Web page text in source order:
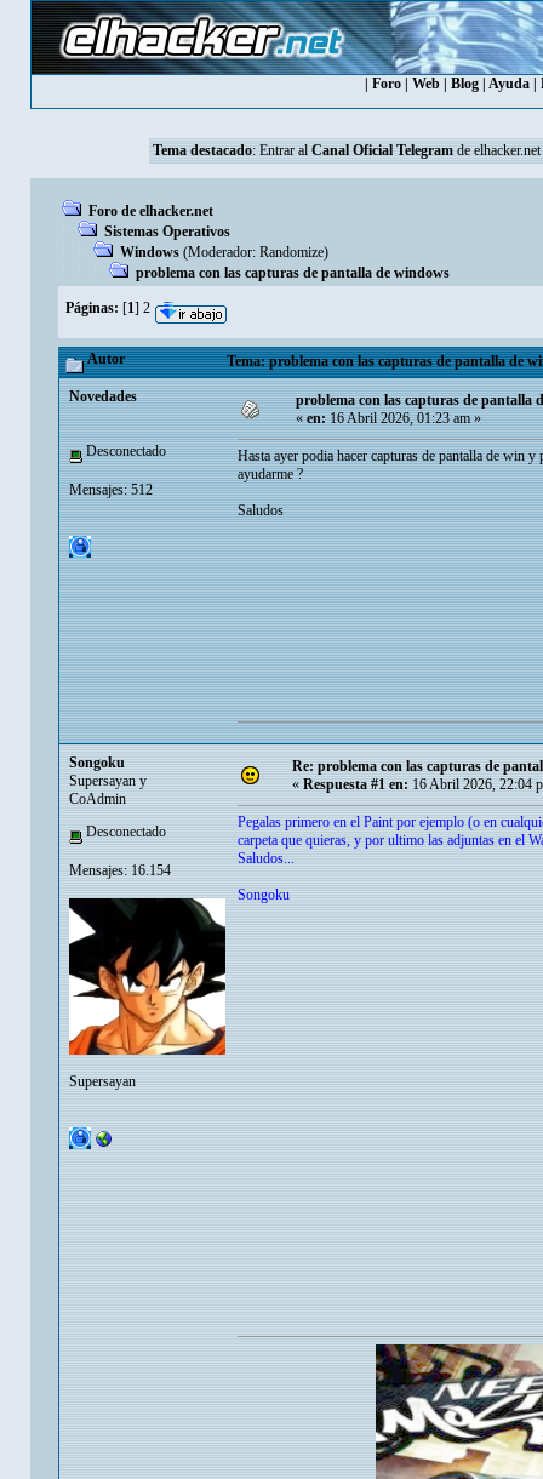
Foro Web Blog Ayuda
Tema destacado: Entrar al Canal Oficial Telegramde elhacker.net
Foro de elhacker.net
Sistemas Operativos
Windows (Moderador: Randomize)
problema con las capturas de pantalla de windows
Páginas: [1] 2
Autor Tema: problema con las capturas de pantalla de
Novedades
Desconectado
Mensajes: 512
problema con las capturas de pantalla
«en:16 Abril 2026, 01:23 am »
Hasta ayer podia hacer capturas de pantalla de win
ayudarme ?
Saludos
Songoku
Supersayan y
CoAdmin
Desconectado
Mensajes: 16.154
Supersayan
Re: problema con las capturas de
« Respuesta #1 en: 16 Abril 2026, 22:04
Pegalas primero en el Paint por ejemplo (o en
carpeta que quieras, y por ultimo las adjuntas en el
Saludos...
Songoku